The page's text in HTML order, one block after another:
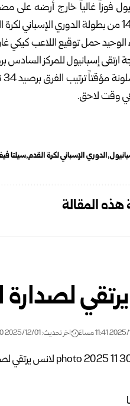
فوزاً غالياً خارج أرضه على
حمل توقيع اللاعب كيكي غارسيا في الدقيقة 86،
للمركز السادس برصيد 24 نقطة، فيما تراجع سيلتا فيغو للمركز الثاني عشر
وقت لاحق.
الدوري الإسباني لكرة القدم سيلتا
المقالة
لصدارة
اخر تحديث: 2025/12/01 2:30 صباحًا